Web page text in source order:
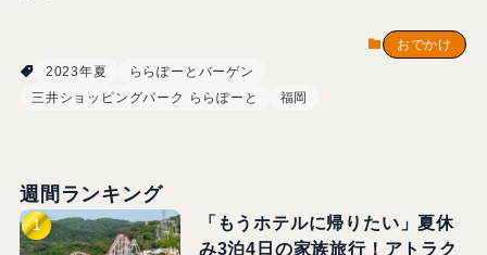
おでかけ
2023年夏
ららぽーとバーゲン
三井ショッピングパーク ららぽーと
福岡
週間ランキング
「もうホテルに帰りたい」夏休
み3泊4日の家族旅行！アトラク